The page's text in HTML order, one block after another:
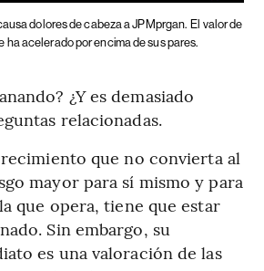
dolores de cabeza a JPMprgan. El valor de
ha acelerado por encima de sus pares.
¿Y es demasiado
relacionadas.
que no convierta al
mayor para sí mismo y para
que opera, tiene que estar
Sin embargo, su
es una valoración de las